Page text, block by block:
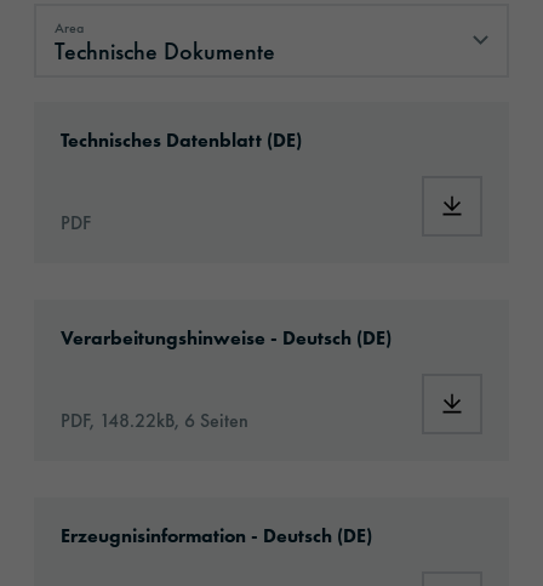
Area
Technische Dokumente
Technisches Datenblatt (DE)
PDF
Verarbeitungshinweise - Deutsch (DE)
PDF, 148.22kB, 6 Seiten
Erzeugnisinformation - Deutsch (DE)